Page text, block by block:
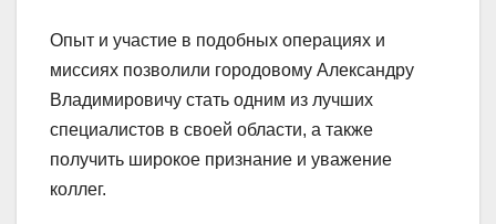
Опыт и участие в подобных операциях и
миссиях позволили городовому Александру
Владимировичу стать одним из лучших
специалистов в своей области, а также
получить широкое признание и уважение
коллег.